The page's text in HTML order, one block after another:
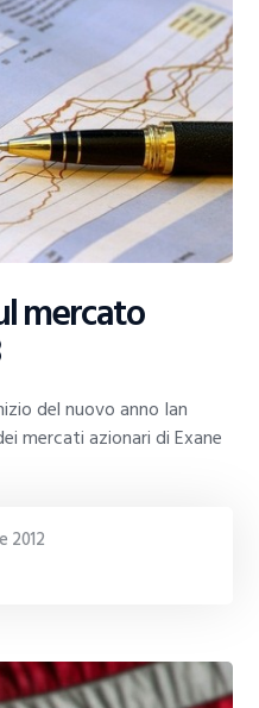
mercato
del nuovo anno Ian
mercati azionari di Exane
2012